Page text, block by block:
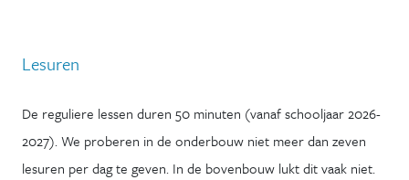
Lesuren
De reguliere lessen duren 50 minuten (vanaf schooljaar 2026-
2027). We proberen in de onderbouw niet meer dan zeven
lesuren per dag te geven. In de bovenbouw lukt dit vaak niet.